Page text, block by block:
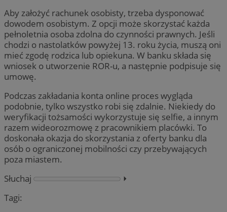
Aby założyć rachunek osobisty, trzeba dysponować
dowodem osobistym. Z opcji może skorzystać każda
pełnoletnia osoba zdolna do czynności prawnych. Jeśli
chodzi o nastolatków powyżej 13. roku życia, muszą oni
mieć zgodę rodzica lub opiekuna. W banku składa się
wniosek o utworzenie ROR-u, a następnie podpisuje się
umowę.
Podczas zakładania konta online proces wygląda
podobnie, tylko wszystko robi się zdalnie. Niekiedy do
weryfikacji tożsamości wykorzystuje się selfie, a innym
razem wideorozmowę z pracownikiem placówki. To
doskonała okazja do skorzystania z oferty banku dla
osób o ograniczonej mobilności czy przebywających
poza miastem.
Słuchaj
⏵︎
Tagi: